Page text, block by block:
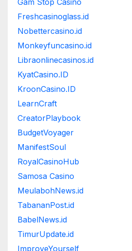
Gam Stop Casino
Freshcasinoglass.id
Nobettercasino.id
Monkeyfuncasino.id
Libraonlinecasinos.id
KyatCasino.ID
KroonCasino.ID
LearnCraft
CreatorPlaybook
BudgetVoyager
ManifestSoul
RoyalCasinoHub
Samosa Casino
MeulabohNews.id
TabananPost.id
BabelNews.id
TimurUpdate.id
ImproveYourself